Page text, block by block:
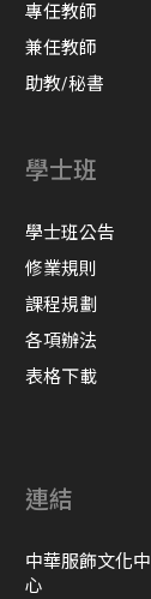
專任教師
兼任教師
助教/秘書
學士班
學士班公告
修業規則
課程規劃
各項辦法
表格下載
連結
中華服飾文化中
心